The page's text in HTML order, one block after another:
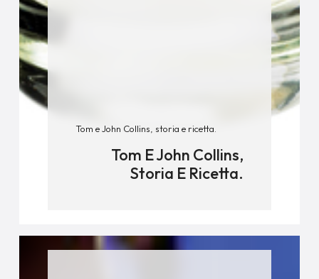
Tom e John Collins, storia e ricetta.
Tom E John Collins,
Storia E Ricetta.